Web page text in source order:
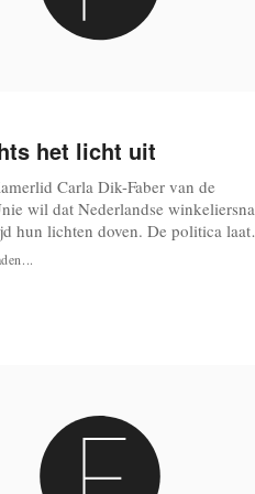
het licht uit
Carla Dik-Faber van de
wil dat Nederlandse winkeliersna
hun lichten doven. De politica laat
dat detaillisten zo flink wat
besparen. In Frankrijk is de